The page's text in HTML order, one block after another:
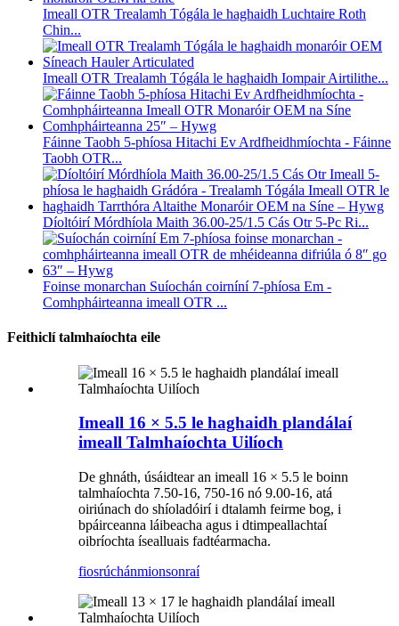
Imeall OTR Trealamh Tógála le haghaidh Luchtaire Roth
Chin...
Imeall OTR Trealamh Tógála le haghaidh Iompair Airtilithe...
Fáinne Taobh 5-phíosa Hitachi Ev Ardfheidhmíochta - Fáinne
Taobh OTR...
Díoltóirí Mórdhíola Maith 36.00-25/1.5 Cás Otr 5-Pc Ri...
Foinse monarchan Suíochán coirníní 7-phíosa Em -
Comhpháirteanna imeall OTR ...
Feithiclí talmhaíochta eile
Imeall 16 × 5.5 le haghaidh plandálaí
imeall Talmhaíochta Uilíoch
De ghnáth, úsáidtear an imeall 16 × 5.5 le boinn
talmhaíochta 7.50-16, 750-16 nó 9.00-16, atá
oiriúnach do shíoladóirí i dtalamh feirme bog, i
bpáirceanna láibeacha agus i dtimpeallachtaí
oibríochta ísealluais fadtéarmacha.
fiosrúchánmionsonraí